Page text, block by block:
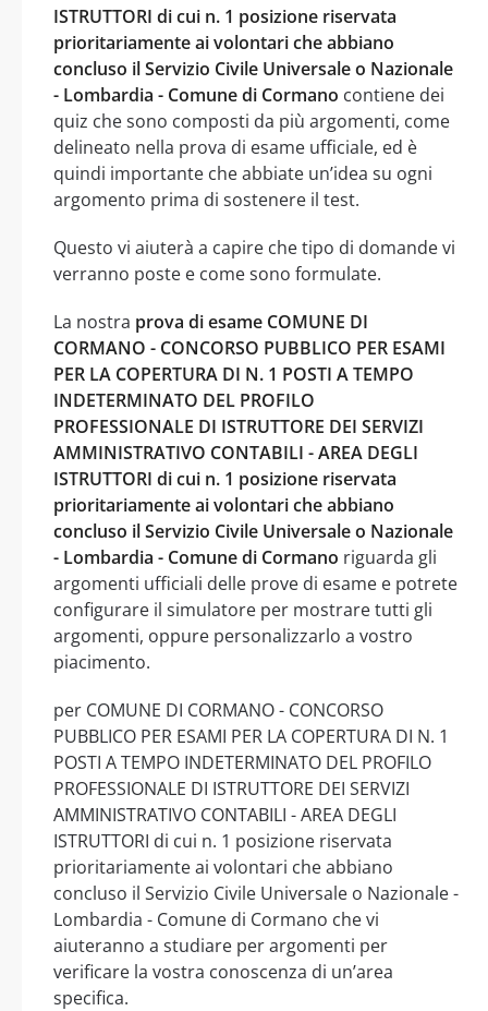
ISTRUTTORI di cui n. 1 posizione riservata
prioritariamente ai volontari che abbiano
concluso il Servizio Civile Universale o Nazionale
- Lombardia - Comune di Cormano contiene dei
quiz che sono composti da più argomenti, come
delineato nella prova di esame ufficiale, ed è
quindi importante che abbiate un’idea su ogni
argomento prima di sostenere il test.
Questo vi aiuterà a capire che tipo di domande vi
verranno poste e come sono formulate.
La nostra prova di esame COMUNE DI
CORMANO - CONCORSO PUBBLICO PER ESAMI
PER LA COPERTURA DI N. 1 POSTI A TEMPO
INDETERMINATO DEL PROFILO
PROFESSIONALE DI ISTRUTTORE DEI SERVIZI
AMMINISTRATIVO CONTABILI - AREA DEGLI
ISTRUTTORI di cui n. 1 posizione riservata
prioritariamente ai volontari che abbiano
concluso il Servizio Civile Universale o Nazionale
- Lombardia - Comune di Cormano riguarda gli
argomenti ufficiali delle prove di esame e potrete
configurare il simulatore per mostrare tutti gli
argomenti, oppure personalizzarlo a vostro
piacimento.
per COMUNE DI CORMANO - CONCORSO
PUBBLICO PER ESAMI PER LA COPERTURA DI N. 1
POSTI A TEMPO INDETERMINATO DEL PROFILO
PROFESSIONALE DI ISTRUTTORE DEI SERVIZI
AMMINISTRATIVO CONTABILI - AREA DEGLI
ISTRUTTORI di cui n. 1 posizione riservata
prioritariamente ai volontari che abbiano
concluso il Servizio Civile Universale o Nazionale -
Lombardia - Comune di Cormano che vi
aiuteranno a studiare per argomenti per
verificare la vostra conoscenza di un’area
specifica.